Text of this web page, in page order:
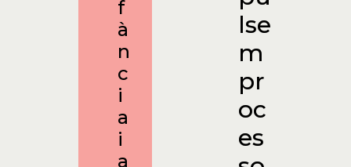
f
à
n
c
i
a
i
a
lse
m
pr
oc
es